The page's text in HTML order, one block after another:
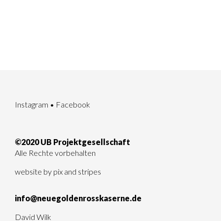
Instagram • Facebook
©2020 UB Projektgesellschaft
Alle Rechte vorbehalten
website by pix and stripes
info@neuegoldenrosskaserne.de
David Wilk